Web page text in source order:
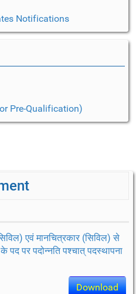
Notifications
Pre-Qualification)
एवं मानचित्रकार (सिविल) से
पद पर पदोन्नति पश्चात् पदस्थापना
Download